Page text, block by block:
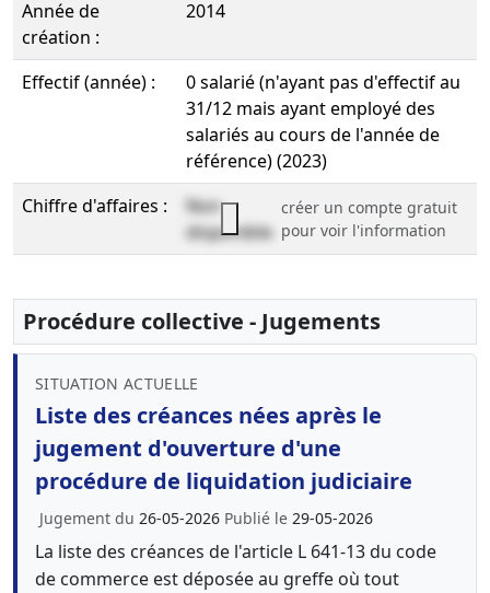
Année de
création :
2014
Effectif (année) :
0 salarié (n'ayant pas d'effectif au
31/12 mais ayant employé des
salariés au cours de l'année de
référence) (2023)
Chiffre d'affaires :
Non
disponible
créer un compte gratuit
pour voir l'information
Procédure collective - Jugements
SITUATION ACTUELLE
Liste des créances nées après le
jugement d'ouverture d'une
procédure de liquidation judiciaire
Jugement du 26-05-2026 Publié le 29-05-2026
La liste des créances de l'article L 641-13 du code
de commerce est déposée au greffe où tout